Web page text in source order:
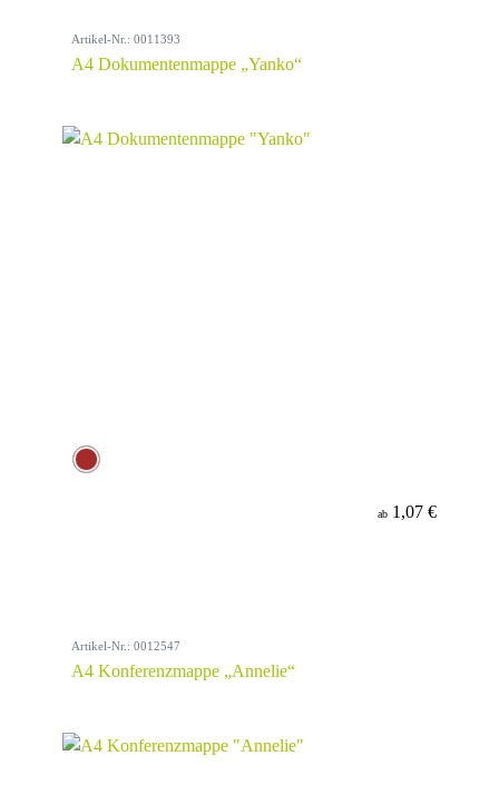
Artikel-Nr.: 0011393
A4 Dokumentenmappe „Yanko“
ab 1,07 €
Artikel-Nr.: 0012547
A4 Konferenzmappe „Annelie“